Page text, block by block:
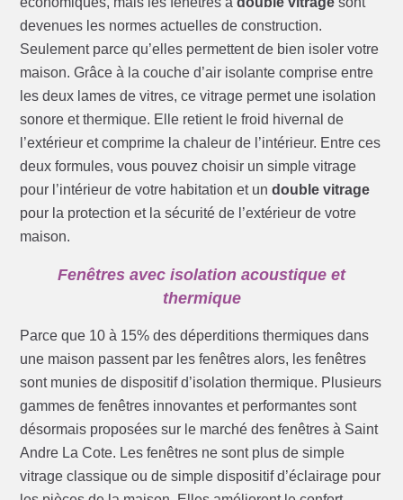
devenues les normes actuelles de construction.
Seulement parce qu’elles permettent de bien isoler votre
maison. Grâce à la couche d’air isolante comprise entre
les deux lames de vitres, ce vitrage permet une isolation
sonore et thermique. Elle retient le froid hivernal de
l’extérieur et comprime la chaleur de l’intérieur. Entre ces
deux formules, vous pouvez choisir un simple vitrage
pour l’intérieur de votre habitation et undouble vitrage
pour la protection et la sécurité de l’extérieur de votre
maison.
Fenêtres avec isolation acoustique et
thermique
Parce que 10 à 15% des déperditions thermiques dans
une maison passent par les fenêtres alors, les fenêtres
sont munies de dispositif d’isolation thermique. Plusieurs
gammes de fenêtres innovantes et performantes sont
désormais proposées sur le marché des fenêtres à Saint
Andre La Cote. Les fenêtres ne sont plus de simple
vitrage classique ou de simple dispositif d’éclairage pour